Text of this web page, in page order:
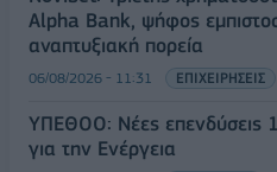
Alpha Bank, ψήφος
αναπτυξιακή πορεία
06/08/2026 - 11:31 ΕΠΙΧΕΙΡΗΣΕΙΣ
ΥΠΕΘΟΟ: Νέες επενδύσεις
για την Ενέργεια